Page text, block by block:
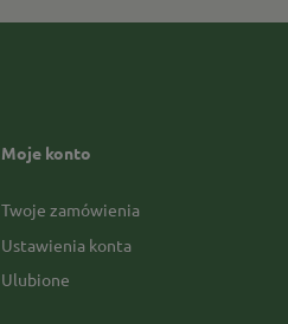
Moje konto
Twoje zamówienia
Ustawienia konta
Ulubione